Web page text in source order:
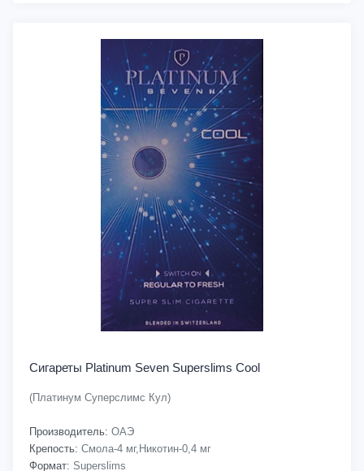
Сигареты Platinum Seven Superslims Cool
(Платинум Суперслимс Кул)
Производитель: ОАЭ
Крепость: Смола-4 мг,Никотин-0,4 мг
Формат: Superslims